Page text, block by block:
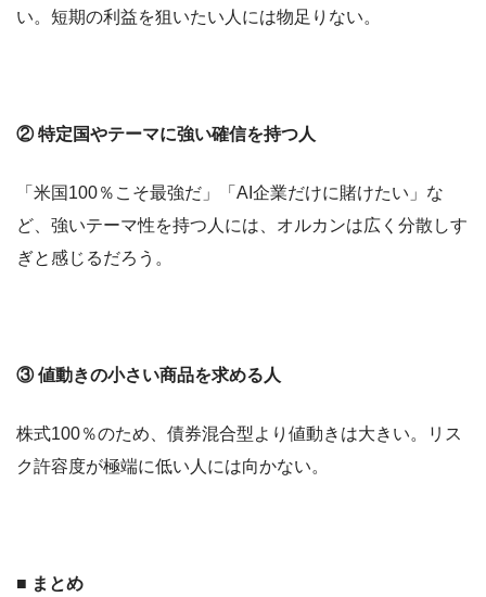
い。短期の利益を狙いたい人には物足りない。
② 特定国やテーマに強い確信を持つ人
「米国100％こそ最強だ」「AI企業だけに賭けたい」な
ど、強いテーマ性を持つ人には、オルカンは広く分散しす
ぎと感じるだろう。
③ 値動きの小さい商品を求める人
株式100％のため、債券混合型より値動きは大きい。リス
ク許容度が極端に低い人には向かない。
■ まとめ